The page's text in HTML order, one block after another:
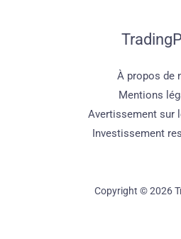
À propos de
Mentions
Avertissement sur
Investissement
Copyright © 2026